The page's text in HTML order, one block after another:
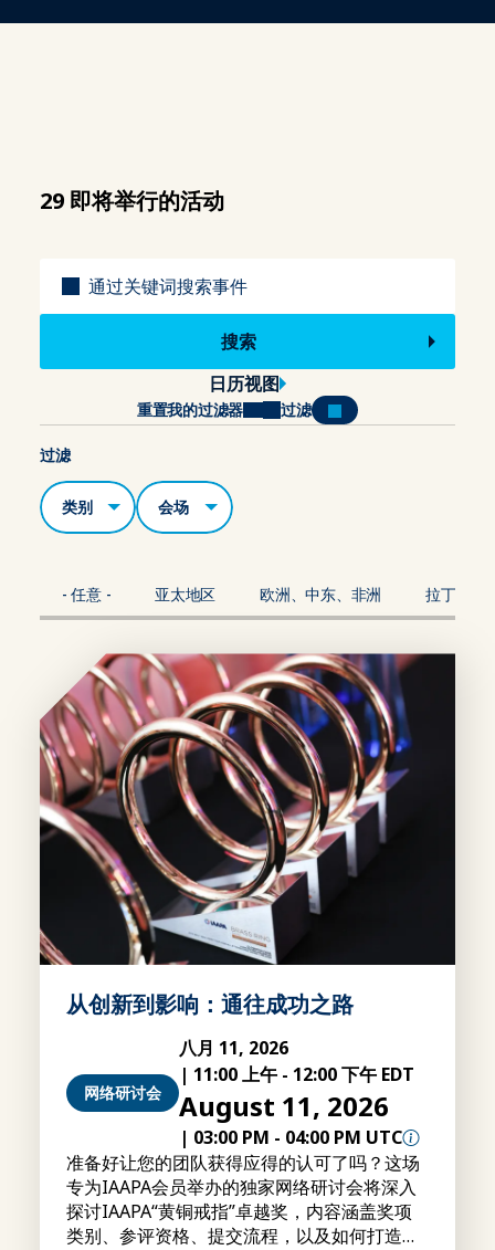
29 即将举行的活动
日历视图
重置我的过滤器 过滤
过滤
类别 场地
- 任意 - 亚太地区 欧洲、中东、非洲 拉丁美洲
从创新到影响：通往成功之路
网络研讨会
八月 11, 2026
| 11:00 上午 - 12:00 下午 EDT
August 11, 2026
| 03:00 PM - 04:00 PM UTC
准备好让您的团队获得应得的认可了吗？这场
专为IAAPA会员举办的独家网络研讨会将深入
探讨IAAPA“黄铜戒指”卓越奖，内容涵盖奖项
类别、参评资格、提交流程，以及如何打造更